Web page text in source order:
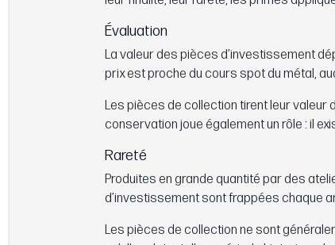
Évaluation
La valeur des pièces d’investissement
prix est proche du cours spot du métal,
Les pièces de collection tirent leur valeur
conservation joue également un rôle : il
Rareté
Produites en grande quantité par des
d’investissement sont frappées chaque
Les pièces de collection ne sont